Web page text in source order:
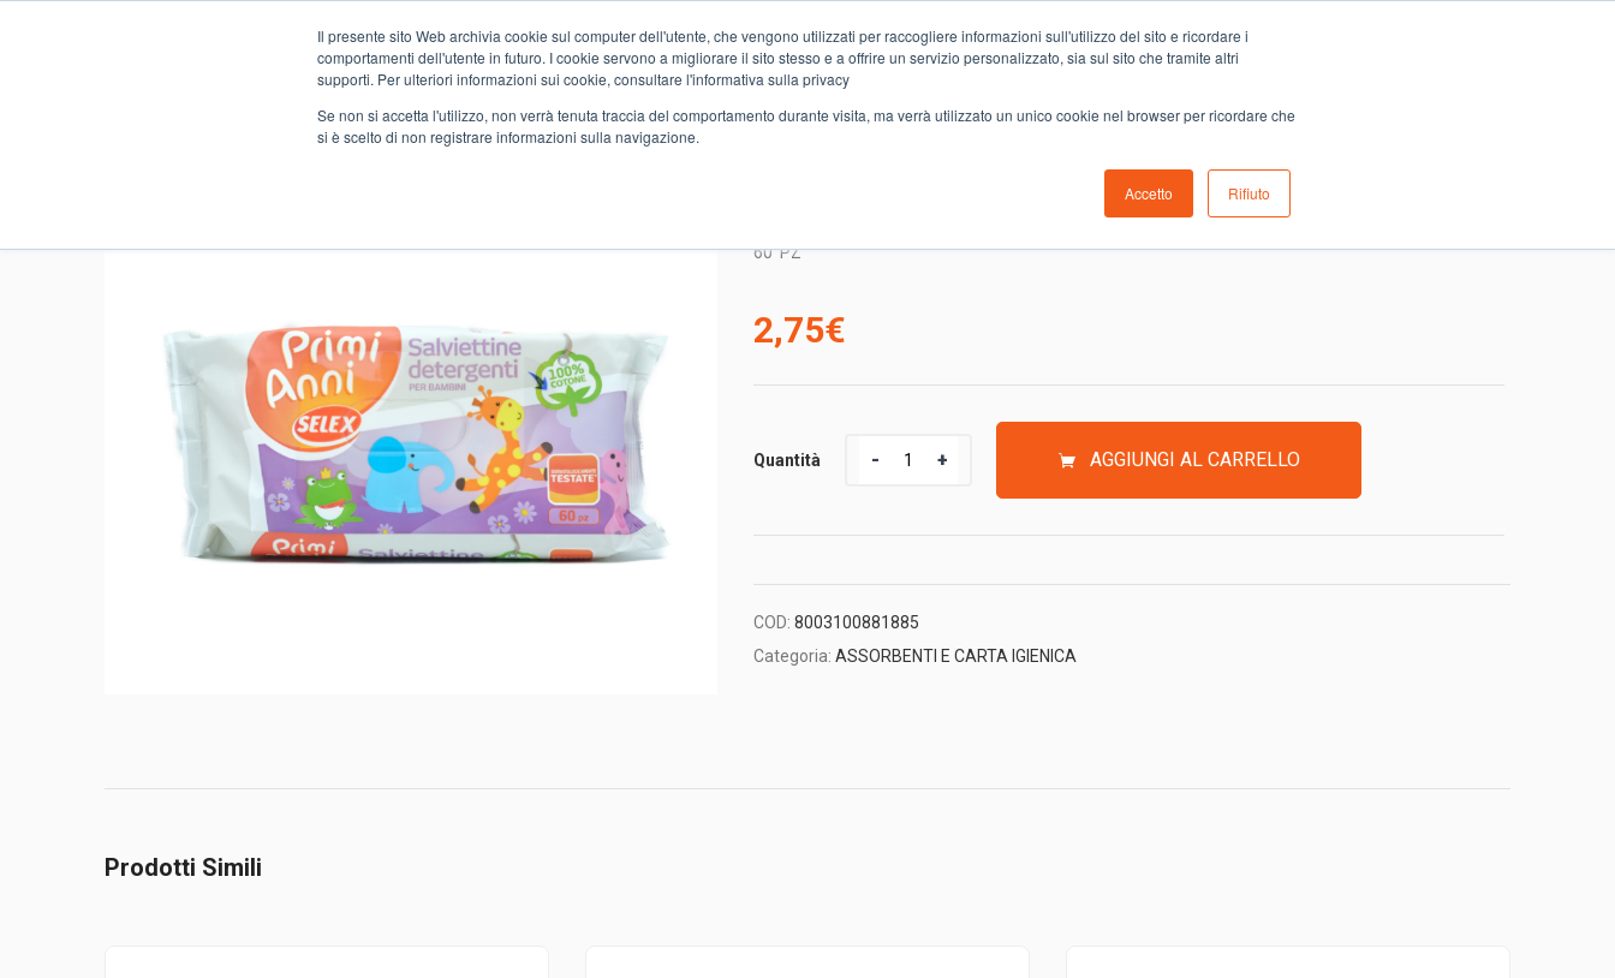
Il presente sito Web archivia cookie sul computer dell'utente, che vengono utilizzati per raccogliere informazioni sull'utilizzo del sito e ricordare i
comportamenti dell'utente in futuro. I cookie servono a migliorare il sito stesso e a offrire un servizio personalizzato, sia sul sito che tramite altri
supporti. Per ulteriori informazioni sui cookie, consultare l'informativa sulla privacy
Se non si accetta l'utilizzo, non verrà tenuta traccia del comportamento durante visita, ma verrà utilizzato un unico cookie nel browser per ricordare che
si è scelto di non registrare informazioni sulla navigazione.
Accetto Rifiuto
Novità Chi siamo Servizi Spesa online Carta Club A&O Volantino Serve aiuto?
PROFUMERIA ASSORBENTI E CARTA IGIENICA 60 SALVIETTE BIMBI COTONE SELEX
60 SALVIETTE BIMBI COTONE SELEX
60 PZ
2,75€
Quantità AGGIUNGI AL CARRELLO
COD: 8003100881885
Categoria: ASSORBENTI E CARTA IGIENICA
Prodotti Simili